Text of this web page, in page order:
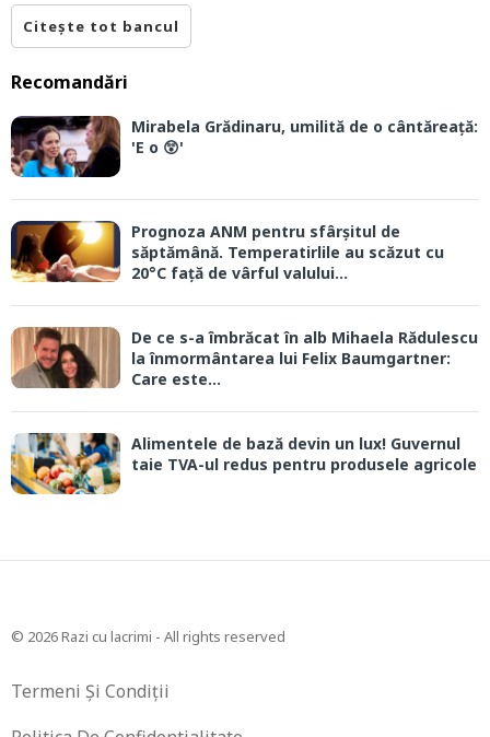
Citește tot bancul
Recomandări
Mirabela Grădinaru, umilită de o cântăreață:
'E o 😲'
Prognoza ANM pentru sfârșitul de
săptămână. Temperatirlile au scăzut cu
20°C față de vârful valului...
De ce s-a îmbrăcat în alb Mihaela Rădulescu
la înmormântarea lui Felix Baumgartner:
Care este...
Alimentele de bază devin un lux! Guvernul
taie TVA-ul redus pentru produsele agricole
© 2026 Razi cu lacrimi - All rights reserved
Termeni Și Condiții